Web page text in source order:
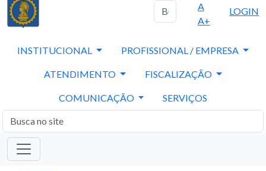
A
A+
LOGIN
INSTITUCIONAL PROFISSIONAL / EMPRESA
ATENDIMENTO FISCALIZAÇÃO
COMUNICAÇÃO SERVIÇOS